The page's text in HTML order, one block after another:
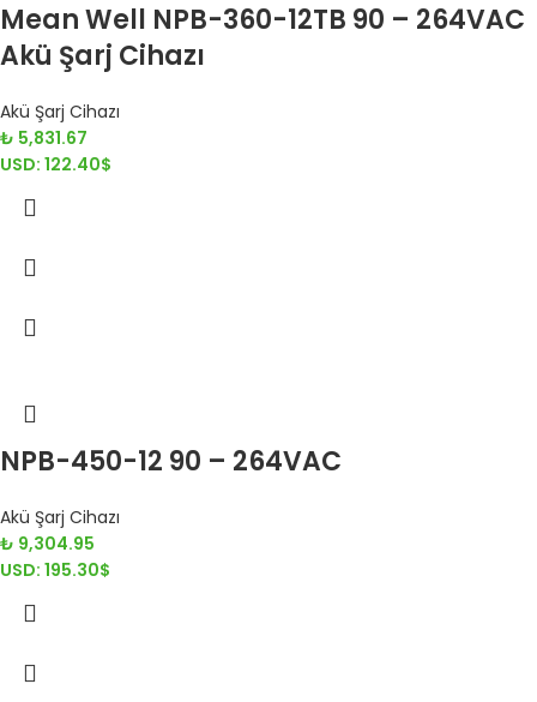
Mean Well NPB-360-12TB 90 – 264VAC
Akü Şarj Cihazı
Akü Şarj Cihazı
₺ 5,831.67
USD: 122.40$
NPB-450-12 90 – 264VAC
Akü Şarj Cihazı
₺ 9,304.95
USD: 195.30$